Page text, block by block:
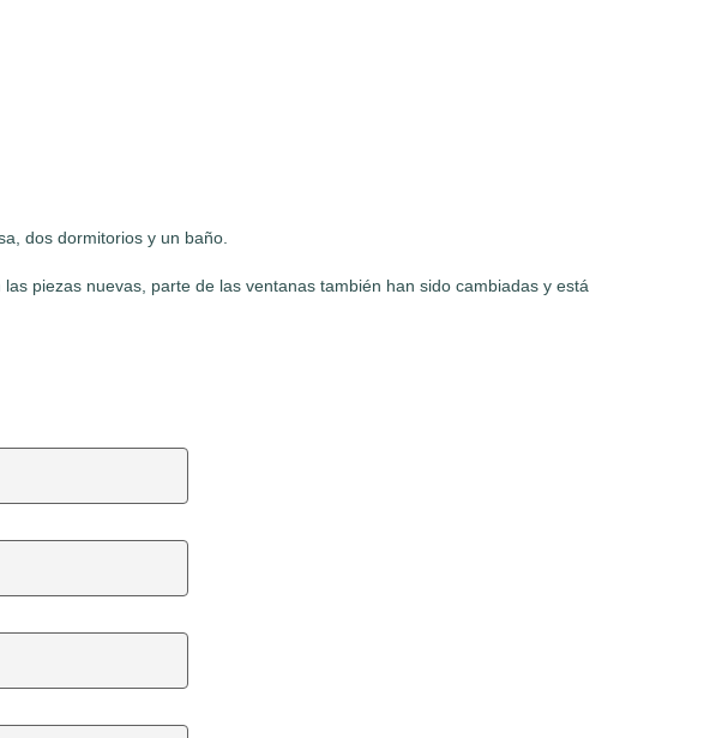
dos dormitorios y un baño.
piezas nuevas, parte de las ventanas también han sido cambiadas y está